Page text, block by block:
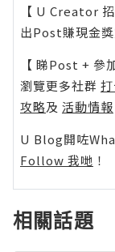
【 U Creator 招
出Post賺現金
【 睇Post + 參
瀏覽更多社群
攻略及 活動情報
U Blog開咗
Follow 我哋 ！
相關話題